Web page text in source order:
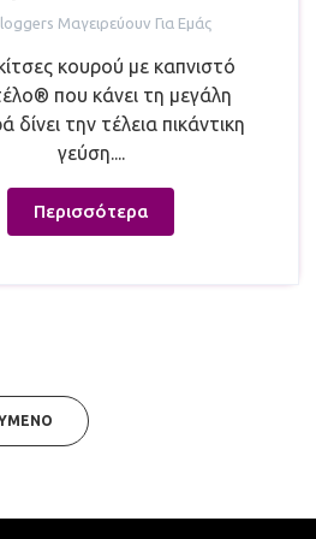
Μαγειρεύουν Για Εμάς
κουρού με καπνιστό
που κάνει τη μεγάλη
δίνει την τέλεια πικάντικη
γεύση....
Περισσότερα